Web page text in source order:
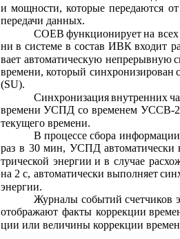
и мощности, которые передаются от
передачи данных.
СОЕВ функционируетна всех
ни в системе в состав ИВК входит
вает автоматическую непрерывную
времени, который синхронизирован с
(SU).
Синхронизациявнутренних
времени УСПД со временем УССВ-2
текущего времени.
В процессе сбора информации
раз в 30 мин, УСПД автоматически
трической энергии и в случае
на 2 с, автоматически выполняет
энергии.
Журналы событий счетчиков
отображают факты коррекции
ции или величины коррекции